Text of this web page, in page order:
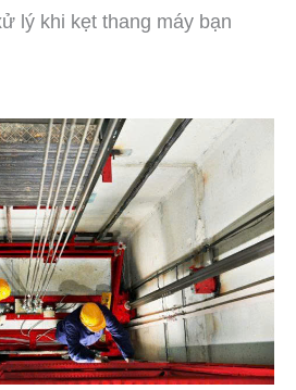
lý khi kẹt thang máy bạn